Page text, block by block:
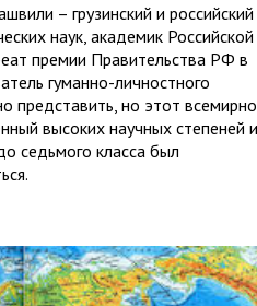
– грузинский и российский
наук, академик Российской
премии Правительства РФ в
гуманно-личностного
представить, но этот всемирно
высоких научных степеней и
седьмого класса был